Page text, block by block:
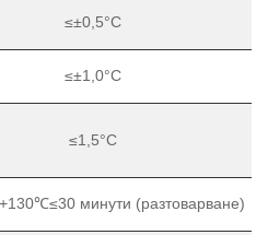
≤±0,5°C
≤±1,0°C
≤1,5°C
минути (разтоварване)